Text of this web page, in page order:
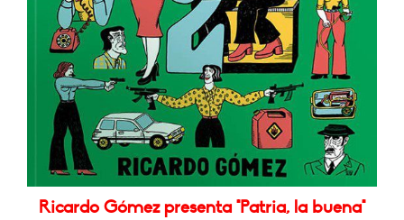
Ricardo Gómez presenta "Patria, la buena"